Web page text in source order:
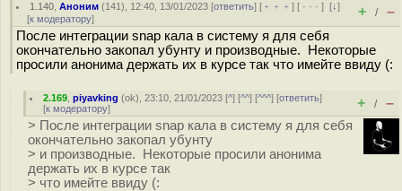
1.140 ,Аноним (141), 12:40, 13/01/2023 [ответить] [ ﹢﹢﹢] [ · · ·][↓]
[к модератору] + / –
После интеграции snap кала в систему я для себя
окончательно закопал убунту и производные. Некоторые
просили анонима держать их в курсе так что имейте ввиду (:
2.169 ,piyavking (ok), 23:10, 21/01/2023 [^] [^^] [^^^] [ответить]
[к модератору] + / –
> После интеграции snap кала в систему я для себя
окончательно закопал убунту
> и производные. Некоторые просили анонима
держать их в курсе так
> что имейте ввиду (: